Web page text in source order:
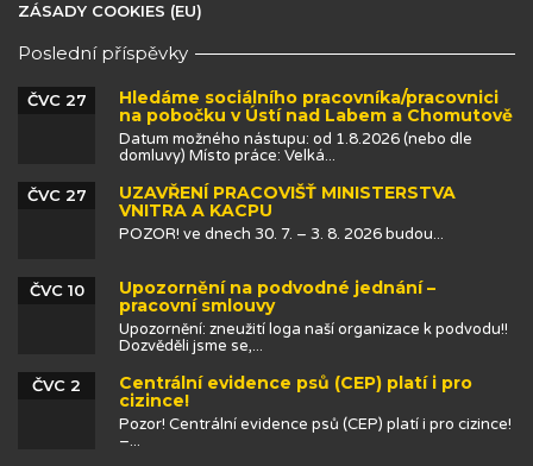
ZÁSADY COOKIES (EU)
Poslední příspěvky
Hledáme sociálního pracovníka/pracovnici
na pobočku v Ústí nad Labem a Chomutově
ČVC 27
Datum možného nástupu: od 1.8.2026 (nebo dle
domluvy) Místo práce: Velká...
UZAVŘENÍ PRACOVIŠŤ MINISTERSTVA
VNITRA A KACPU
ČVC 27
POZOR! ve dnech 30. 7. – 3. 8. 2026 budou...
Upozornění na podvodné jednání –
pracovní smlouvy
ČVC 10
Upozornění: zneužití loga naší organizace k podvodu!!
Dozvěděli jsme se,...
Centrální evidence psů (CEP) platí i pro
cizince!
ČVC 2
Pozor! Centrální evidence psů (CEP) platí i pro cizince!
–...